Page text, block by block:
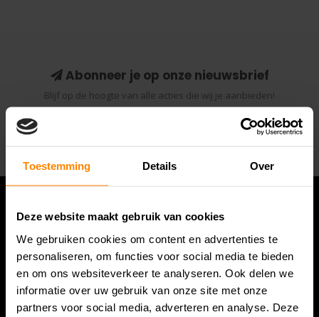
Toestemming Details Over
Deze website maakt gebruik van cookies
We gebruiken cookies om content en advertenties te
personaliseren, om functies voor social media te bieden
en om ons websiteverkeer te analyseren. Ook delen we
informatie over uw gebruik van onze site met onze
partners voor social media, adverteren en analyse. Deze
Abonneer je op onze nieuwsbrief
Blijf op de hoogte van alle acties die wij je aanbieden!
Abonneer